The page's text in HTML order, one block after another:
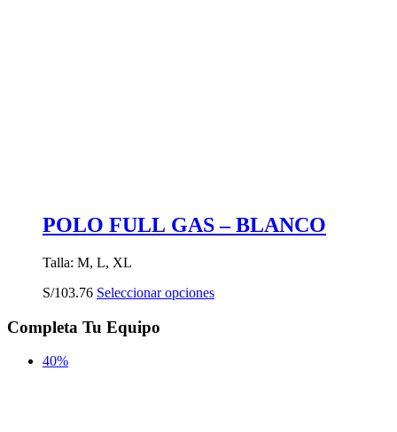
POLO FULL GAS – BLANCO
Talla: M, L, XL
S/103.76 Seleccionar opcionesEste
Completa Tu Equipo
40%